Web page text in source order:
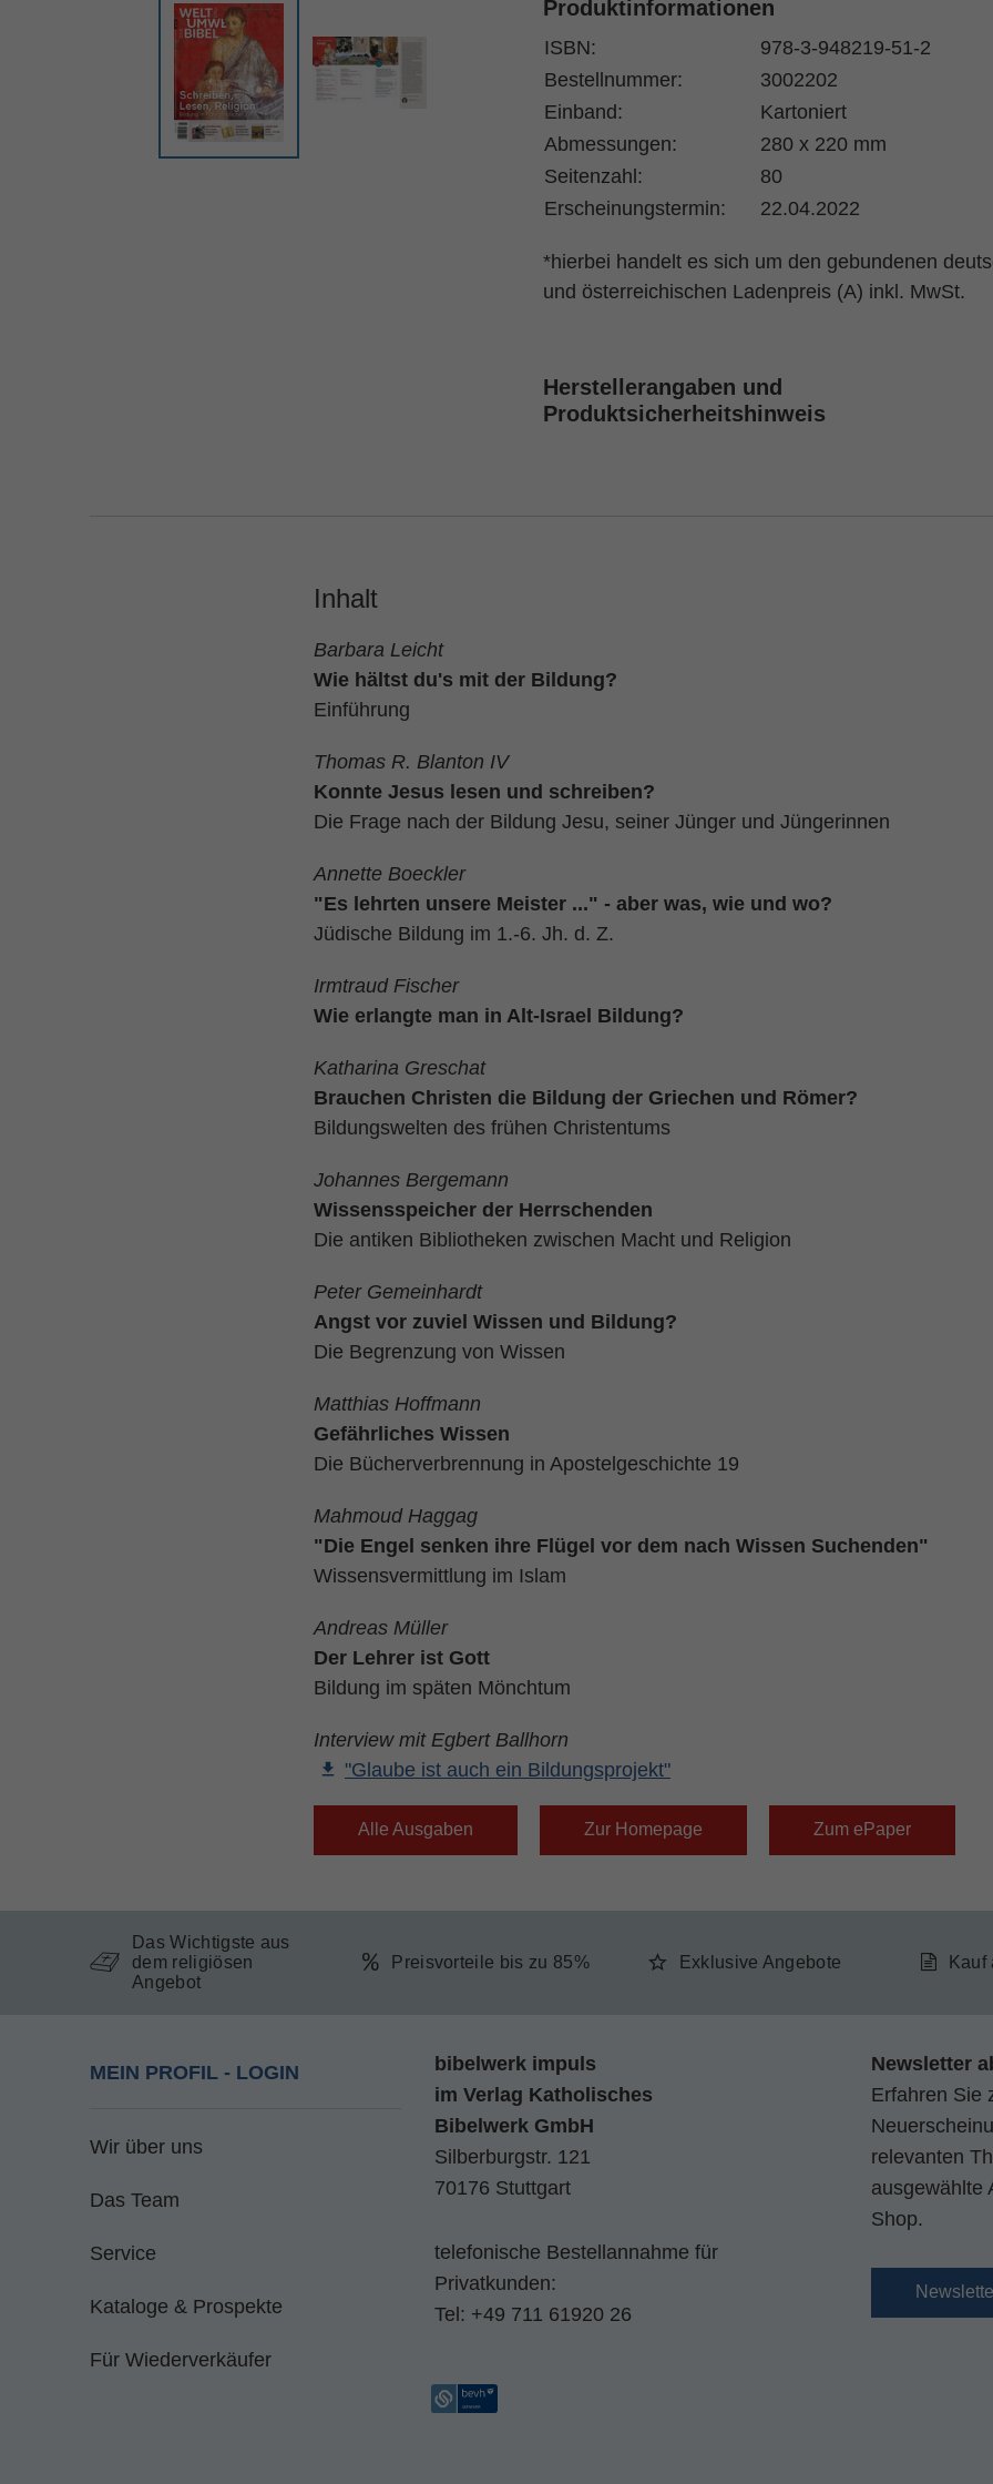
Produktinformationen
ISBN:
978-3-948219-51-2
Bestellnummer:
3002202
Einband:
Kartoniert
Abmessungen:
280 x 220 mm
Seitenzahl:
80
Erscheinungstermin:
22.04.2022
*hierbei handelt es sich um den gebundenen
und österreichischen Ladenpreis (A) inkl. MwSt.
Herstellerangaben und
Produktsicherheitshinweis
Inhalt
Barbara Leicht
Wie hältst du's mit der Bildung?
Einführung
Thomas R. Blanton IV
Konnte Jesus lesen und schreiben?
Die Frage nach der Bildung Jesu, seiner Jünger und Jüngerinnen
Annette Boeckler
"Es lehrten unsere Meister ..." - aber was, wie und wo?
Jüdische Bildung im 1.-6. Jh. d. Z.
Irmtraud Fischer
Wie erlangte man in Alt-Israel Bildung?
Katharina Greschat
Brauchen Christen die Bildung der Griechen und Römer?
Bildungswelten des frühen Christentums
Johannes Bergemann
Wissensspeicher der Herrschenden
Die antiken Bibliotheken zwischen Macht und Religion
Peter Gemeinhardt
Angst vor zuviel Wissen und Bildung?
Die Begrenzung von Wissen
Matthias Hoffmann
Gefährliches Wissen
Die Bücherverbrennung in Apostelgeschichte 19
Mahmoud Haggag
"Die Engel senken ihre Flügel vor dem nach Wissen Suchenden"
Wissensvermittlung im Islam
Andreas Müller
Der Lehrer ist Gott
Bildung im späten Mönchtum
Interview mit Egbert Ballhorn
"Glaube ist auch ein Bildungsprojekt"
Alle Ausgaben Zur Homepage Zum ePaper
Das Wichtigste aus
dem religiösen
Angebot
Preisvorteile bis zu 85% Exklusive Angebote Kauf
MEIN PROFIL - LOGIN
Wir über uns
Das Team
Service
Kataloge & Prospekte
Für Wiederverkäufer
bibelwerk impuls
im Verlag Katholisches
Bibelwerk GmbH
Silberburgstr. 121
70176 Stuttgart
telefonische Bestellannahme für
Privatkunden:
Tel: +49 711 61920 26
Newsletter
Erfahren Sie
relevanten
ausgewählte
Shop.